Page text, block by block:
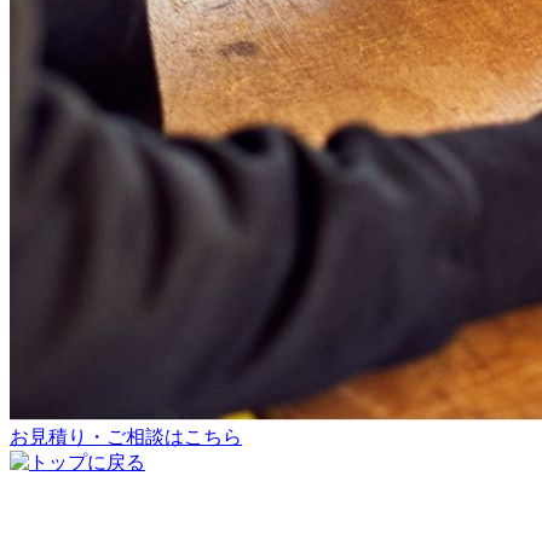
お見積り・ご相談はこちら